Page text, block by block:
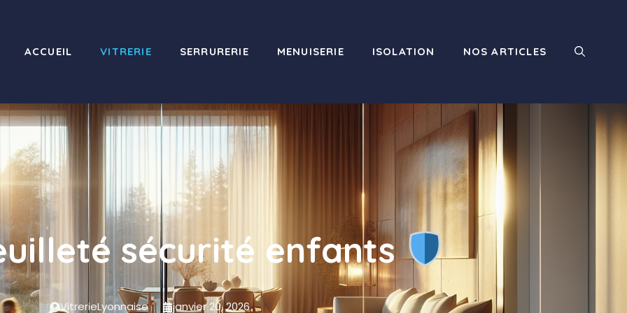
ACCUEIL VITRERIE SERRURERIE MENUISERIE ISOLATION NOS ARTICLES
sécurité enfants
VitrerieLyonnaise janvier 20, 2026